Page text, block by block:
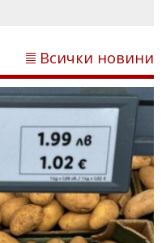
Всички новини